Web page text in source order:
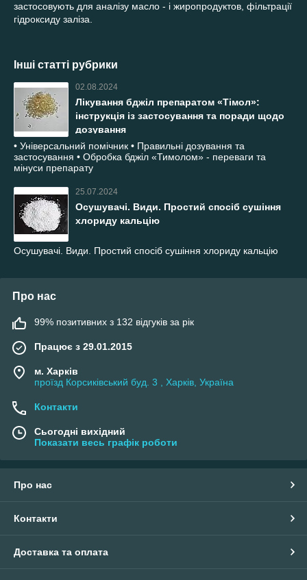
застосовують для аналізу масло - і жиропродуктов, фільтрації
гідроксиду заліза.
Інші статті рубрики
02.08.2024
Лікування бджіл препаратом «Тімол»:
інструкція із застосування та поради щодо
дозування
• Універсальний помічник • Правильні дозування та
застосування • Обробка бджіл «Тимолом» - переваги та
мінуси препарату
25.07.2024
Осушувачі. Види. Простий спосіб сушіння
хлориду кальцію
Осушувачі. Види. Простий спосіб сушіння хлориду кальцію
Про нас
99% позитивних з 132 відгуків за рік
Працює з 29.01.2015
м. Харків
проїзд Корсиківський буд. 3 , Харків, Україна
Контакти
Сьогодні вихідний
Показати весь графік роботи
Про нас
Контакти
Доставка та оплата